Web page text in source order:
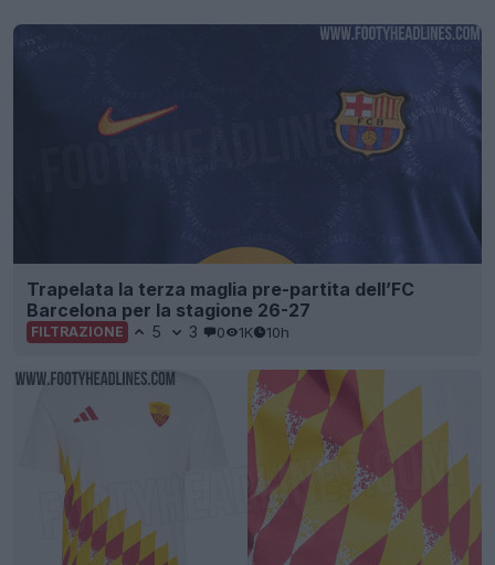
Trapelata la terza maglia pre-partita dell’FC
Barcelona per la stagione 26-27
FILTRAZIONE 5 3 0 1K 10h